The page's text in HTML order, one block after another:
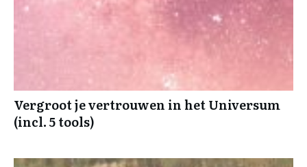
Vergroot je vertrouwen in het Universum
(incl. 5 tools)